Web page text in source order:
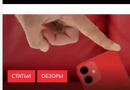
СТАТЬИ ОБЗОРЫ